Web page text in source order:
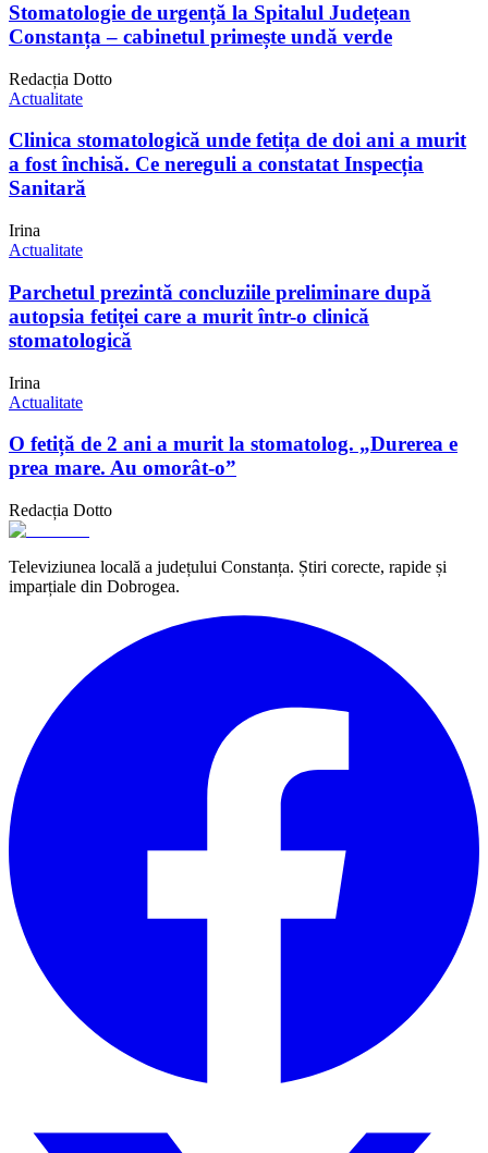
Stomatologie de urgență la Spitalul Județean
Constanța – cabinetul primește undă verde
Redacția Dotto
Actualitate
Clinica stomatologică unde fetița de doi ani a murit
a fost închisă. Ce nereguli a constatat Inspecția
Sanitară
Irina
Actualitate
Parchetul prezintă concluziile preliminare după
autopsia fetiței care a murit într-o clinică
stomatologică
Irina
Actualitate
O fetiță de 2 ani a murit la stomatolog. „Durerea e
prea mare. Au omorât-o”
Redacția Dotto
Televiziunea locală a județului Constanța. Știri corecte, rapide și
imparțiale din Dobrogea.